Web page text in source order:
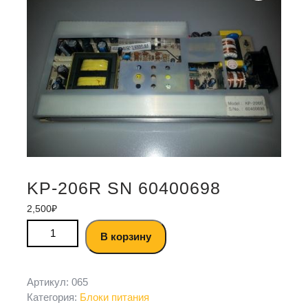
KP-206R SN 60400698
2,500₽
В корзину
Артикул: 065
Категория: Блоки питания